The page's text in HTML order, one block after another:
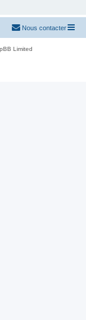
Nous contacter
Limited